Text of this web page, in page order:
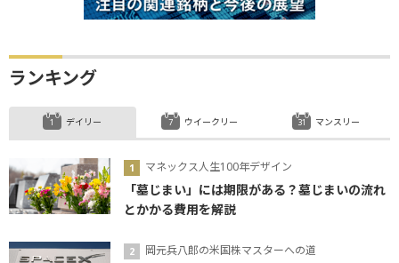
ランキング
デイリー
マネックス人生100年デザイン
「墓じまい」には期限がある？墓じまいの流れ
とかかる費用を解説
岡元兵八郎の米国株マスターへの道
ウイークリー マンスリー